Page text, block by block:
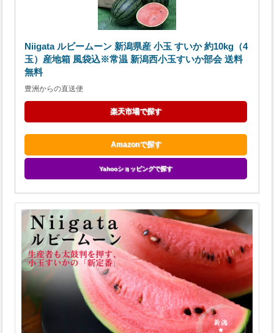
Niigata ルビームーン 新潟県産 小玉 すいか 約10kg（4
玉）産地箱 風袋込※常温 新潟西小玉すいか部会 送料
無料
豊洲からの直送便
楽天市場で探す
Amazonで探す
Yahooショッピングで探す